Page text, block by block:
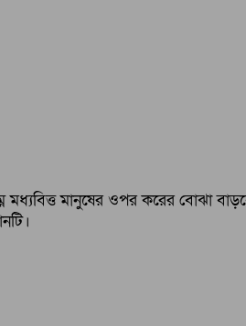
মধ্যবিত্ত মানুষের ওপর করের বোঝা